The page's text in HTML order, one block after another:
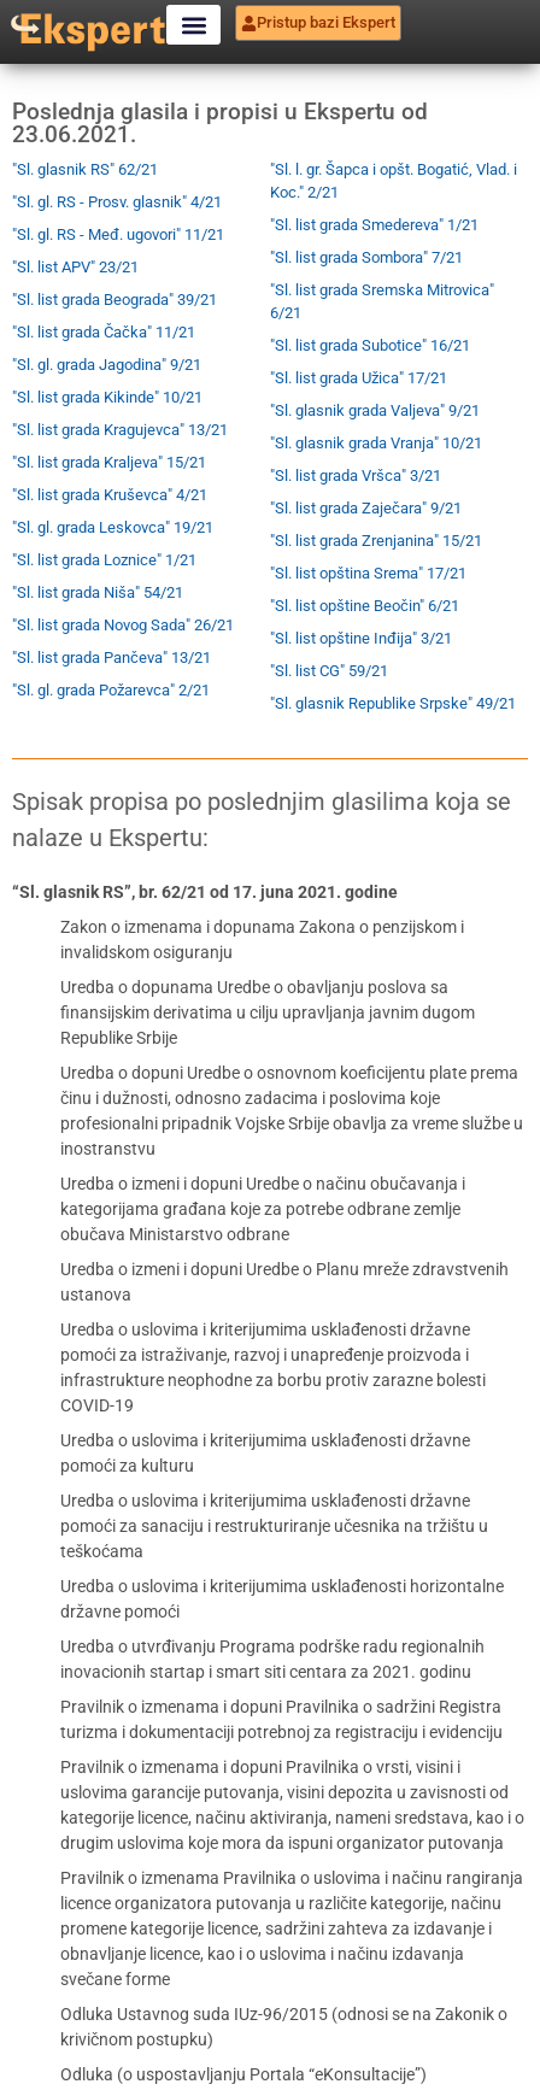
Pristup bazi Ekspert
Poslednja glasila i propisi u Ekspertu od
23.06.2021.
"Sl. glasnik RS" 62/21
"Sl. gl. RS - Prosv. glasnik" 4/21
"Sl. gl. RS - Međ. ugovori" 11/21
"Sl. list APV" 23/21
"Sl. list grada Beograda" 39/21
"Sl. list grada Čačka" 11/21
"Sl. gl. grada Jagodina" 9/21
"Sl. list grada Kikinde" 10/21
"Sl. list grada Kragujevca" 13/21
"Sl. list grada Kraljeva" 15/21
"Sl. list grada Kruševca" 4/21
"Sl. gl. grada Leskovca" 19/21
"Sl. list grada Loznice" 1/21
"Sl. list grada Niša" 54/21
"Sl. list grada Novog Sada" 26/21
"Sl. list grada Pančeva" 13/21
"Sl. gl. grada Požarevca" 2/21
"Sl. l. gr. Šapca i opšt. Bogatić, Vlad. i
Koc." 2/21
"Sl. list grada Smedereva" 1/21
"Sl. list grada Sombora" 7/21
"Sl. list grada Sremska Mitrovica"
6/21
"Sl. list grada Subotice" 16/21
"Sl. list grada Užica" 17/21
"Sl. glasnik grada Valjeva" 9/21
"Sl. glasnik grada Vranja" 10/21
"Sl. list grada Vršca" 3/21
"Sl. list grada Zaječara" 9/21
"Sl. list grada Zrenjanina" 15/21
"Sl. list opština Srema" 17/21
"Sl. list opštine Beočin" 6/21
"Sl. list opštine Inđija" 3/21
"Sl. list CG" 59/21
"Sl. glasnik Republike Srpske" 49/21
Spisak propisa po poslednjim glasilima koja se
nalaze u Ekspertu:
“Sl. glasnik RS”, br. 62/21 od 17. juna 2021. godine
Zakon o izmenama i dopunama Zakona o penzijskom i
invalidskom osiguranju
Uredba o dopunama Uredbe o obavljanju poslova sa
finansijskim derivatima u cilju upravljanja javnim dugom
Republike Srbije
Uredba o dopuni Uredbe o osnovnom koeficijentu plate prema
činu i dužnosti, odnosno zadacima i poslovima koje
profesionalni pripadnik Vojske Srbije obavlja za vreme službe u
inostranstvu
Uredba o izmeni i dopuni Uredbe o načinu obučavanja i
kategorijama građana koje za potrebe odbrane zemlje
obučava Ministarstvo odbrane
Uredba o izmeni i dopuni Uredbe o Planu mreže zdravstvenih
ustanova
Uredba o uslovima i kriterijumima usklađenosti državne
pomoći za istraživanje, razvoj i unapređenje proizvoda i
infrastrukture neophodne za borbu protiv zarazne bolesti
COVID-19
Uredba o uslovima i kriterijumima usklađenosti državne
pomoći za kulturu
Uredba o uslovima i kriterijumima usklađenosti državne
pomoći za sanaciju i restrukturiranje učesnika na tržištu u
teškoćama
Uredba o uslovima i kriterijumima usklađenosti horizontalne
državne pomoći
Uredba o utvrđivanju Programa podrške radu regionalnih
inovacionih startap i smart siti centara za 2021. godinu
Pravilnik o izmenama i dopuni Pravilnika o sadržini Registra
turizma i dokumentaciji potrebnoj za registraciju i evidenciju
Pravilnik o izmenama i dopuni Pravilnika o vrsti, visini i
uslovima garancije putovanja, visini depozita u zavisnosti od
kategorije licence, načinu aktiviranja, nameni sredstava, kao i o
drugim uslovima koje mora da ispuni organizator putovanja
Pravilnik o izmenama Pravilnika o uslovima i načinu rangiranja
licence organizatora putovanja u različite kategorije, načinu
promene kategorije licence, sadržini zahteva za izdavanje i
obnavljanje licence, kao i o uslovima i načinu izdavanja
svečane forme
Odluka Ustavnog suda IUz-96/2015 (odnosi se na Zakonik o
krivičnom postupku)
Odluka (o uspostavljanju Portala “eKonsultacije”)